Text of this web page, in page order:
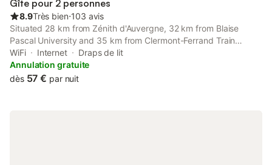
Gîte pour 2 personnes
8.9Très bien⋅103 avis
Situated 28 km from Zénith d'Auvergne, 32 km from Blaise
Pascal University and 35 km from Clermont-Ferrand Train
Station, ISSOIRE studio hyper centre features accommodation
located in Issoire.
WiFi Internet
Draps de lit
Annulation gratuite
dès 57 € par nuit